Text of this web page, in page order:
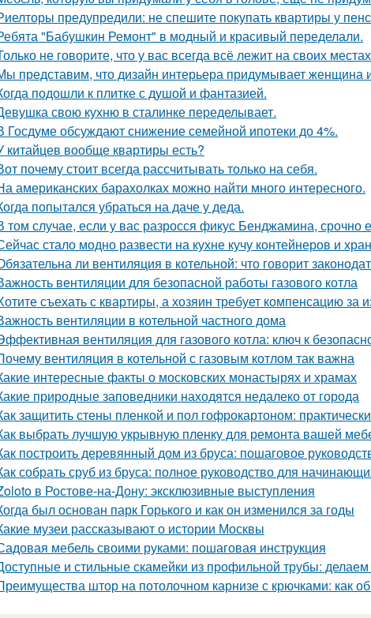
предупредили: не спешите покупать квартиры у
"Бабушкин Ремонт" в модный и красивый переделали.
не говорите, что у вас всегда всё лежит на своих
представим, что дизайн интерьера придумывает женщина
подошли к плитке с душой и фантазией.
свою кухню в сталинке переделывает.
Госдуме обсуждают снижение семейной ипотеки до 4%.
китайцев вообще квартиры есть?
почему стоит всегда рассчитывать только на себя.
американских барахолках можно найти много интересного.
попытался убраться на даче у деда.
том случае, если у вас разросся фикус Бенджамина, срочно
стало модно развести на кухне кучу контейнеров и
ли вентиляция в котельной: что говорит
вентиляции для безопасной работы газового котла
съехать с квартиры, а хозяин требует компенсацию за
вентиляции в котельной частного дома
вентиляция для газового котла: ключ к
вентиляция в котельной с газовым котлом так важна
интересные факты о московских монастырях и храмах
природные заповедники находятся недалеко от города
защитить стены пленкой и пол гофрокартоном:
выбрать лучшую укрывную пленку для ремонта вашей
построить деревянный дом из бруса: пошаговое
собрать сруб из бруса: полное руководство для
в Ростове-на-Дону: эксклюзивные выступления
был основан парк Горького и как он изменился за годы
музеи рассказывают о истории Москвы
мебель своими руками: пошаговая инструкция
и стильные скамейки из профильной трубы:
штор на потолочном карнизе с крючками: как